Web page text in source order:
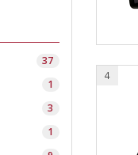
37
1
3
1
4